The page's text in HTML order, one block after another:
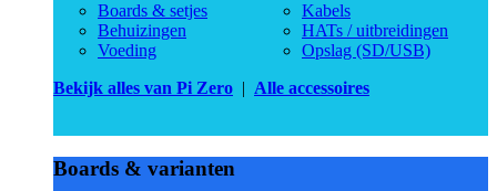
Boards & setjes
Behuizingen
Voeding
Kabels
HATs / uitbreidingen
Opslag (SD/USB)
Bekijk alles van Pi Zero | Alle accessoires
Boards & varianten